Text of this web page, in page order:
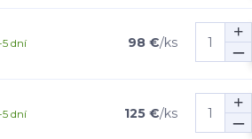
98 €/ks
5 dní
125 €/ks
5 dní